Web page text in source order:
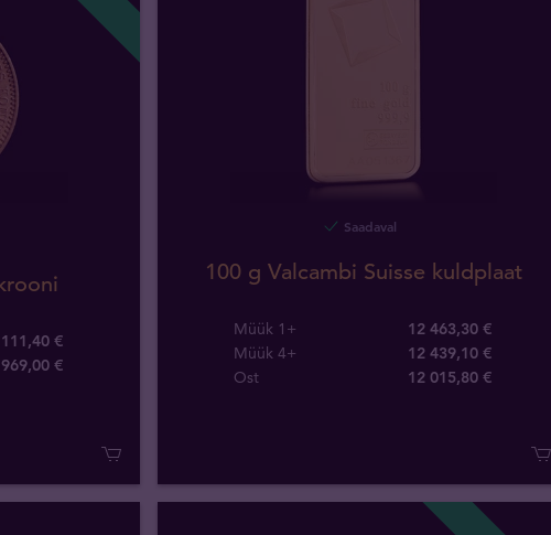
€
969,00 €
Saadaval
100 g Valcambi Suisse kuldplaat
Müük 1+
12 463,30 €
Müük 4+
12 439,10 €
Ost
12 015,80 €